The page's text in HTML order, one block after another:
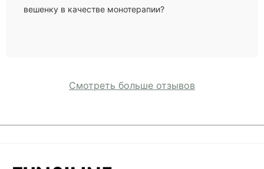
вешенку в качестве монотерапии?
Смотреть больше отзывов